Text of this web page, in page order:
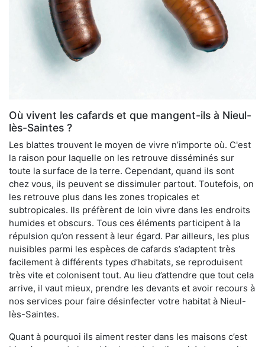
Où vivent les cafards et que mangent-ils à Nieul-
lès-Saintes ?
Les blattes trouvent le moyen de vivre n’importe où. C'est
la raison pour laquelle on les retrouve disséminés sur
toute la surface de la terre. Cependant, quand ils sont
chez vous, ils peuvent se dissimuler partout. Toutefois, on
les retrouve plus dans les zones tropicales et
subtropicales. Ils préfèrent de loin vivre dans les endroits
humides et obscurs. Tous ces éléments participent à la
répulsion qu’on ressent à leur égard. Par ailleurs, les plus
nuisibles parmi les espèces de cafards s’adaptent très
facilement à différents types d’habitats, se reproduisent
très vite et colonisent tout. Au lieu d’attendre que tout cela
arrive, il vaut mieux, prendre les devants et avoir recours à
nos services pour faire désinfecter votre habitat à Nieul-
lès-Saintes.
Quant à pourquoi ils aiment rester dans les maisons c’est